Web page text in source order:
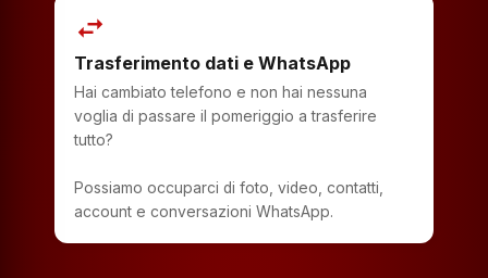
swap_horiz
Trasferimento dati e WhatsApp
Hai cambiato telefono e non hai nessuna
voglia di passare il pomeriggio a trasferire
tutto?
Possiamo occuparci di foto, video, contatti,
account e conversazioni WhatsApp.